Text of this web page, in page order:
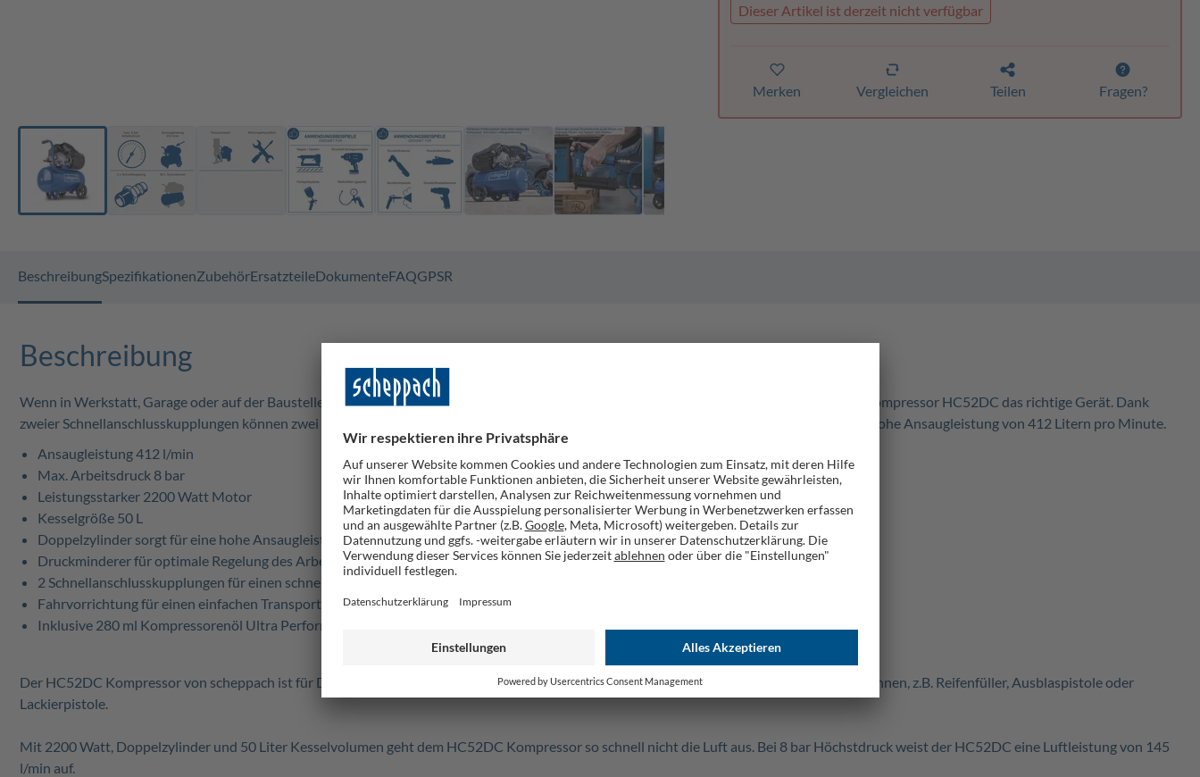
Dieser Artikel ist derzeit nicht verfügbar
Merken Vergleichen Teilen Fragen?
BeschreibungSpezifikationenZubehörErsatzteileDokumenteFAQGPSR
Beschreibung
Wenn in Werkstatt, Garage oder auf der Baustelle ein Kompressor mit hoher Luftleistung benötigt wird, ist der scheppach Doppelzylinder-Kompressor HC52DC das richtige Gerät. Dank
zweier Schnellanschlusskupplungen können zwei Druckluftwerkzeuge gleichzeitig verwendet werden und der Doppelzylinder sorgt für eine hohe Ansaugleistung von 412 Litern pro Minute.
Ansaugleistung 412 l/min
Max. Arbeitsdruck 8 bar
Leistungsstarker 2200 Watt Motor
Kesselgröße 50 L
Doppelzylinder sorgt für eine hohe Ansaugleistung
Druckminderer für optimale Regelung des Arbeitsdruckes
2 Schnellanschlusskupplungen für einen schnellen Werkzeugwechsel
Fahrvorrichtung für einen einfachen Transport
Inklusive 280 ml Kompressorenöl Ultra Performance Longlife SAE 5W-40
Der HC52DC Kompressor von scheppach ist für Druckluftwerkzeuge geeignet, die mit einer Luftmenge bis ca. 412 l/min betrieben werden können, z.B. Reifenfüller, Ausblaspistole oder
Lackierpistole.
Mit 2200 Watt, Doppelzylinder und 50 Liter Kesselvolumen geht dem HC52DC Kompressor so schnell nicht die Luft aus. Bei 8 bar Höchstdruck weist der HC52DC eine Luftleistung von 145
l/min auf.